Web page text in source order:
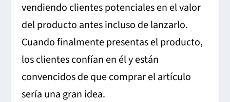
vendiendo clientes potenciales en el valor
del producto antes incluso de lanzarlo.
Cuando finalmente presentas el producto,
los clientes confían en él y están
convencidos de que comprar el artículo
sería una gran idea.